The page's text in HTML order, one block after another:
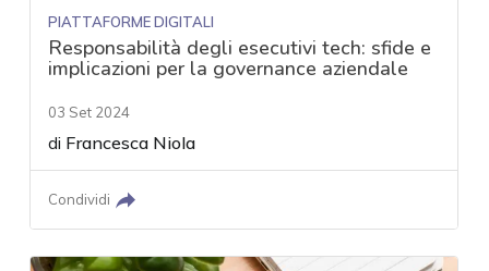
PIATTAFORME DIGITALI
Responsabilità degli esecutivi tech: sfide e
implicazioni per la governance aziendale
03 Set 2024
di Francesca Niola
Condividi